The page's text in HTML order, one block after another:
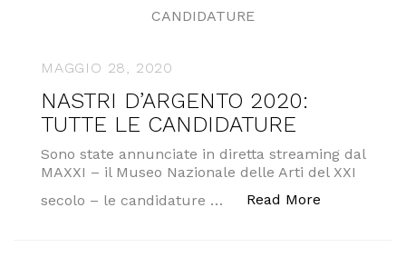
MAGGIO 28, 2020
NASTRI D’ARGENTO 2020:
TUTTE LE CANDIDATURE
Sono state annunciate in diretta streaming dal
MAXXI – il Museo Nazionale delle Arti del XXI
secolo – le candidature …
Read More